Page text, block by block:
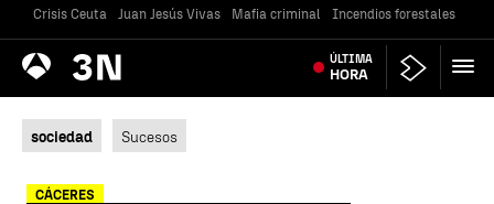
Crisis Ceuta Juan Jesús Vivas Mafia criminal Incendios forestales
Antena
3 Noticias ÚLTIMA
HORA
sociedad Sucesos
CÁCERES